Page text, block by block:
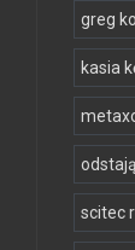
greg
kasia
scitec